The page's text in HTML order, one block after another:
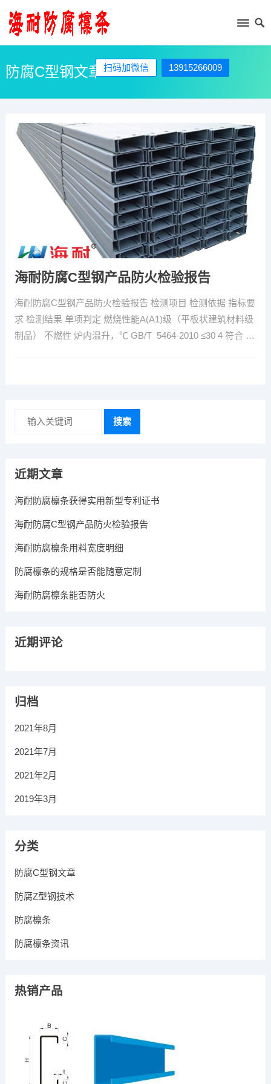
扫码加微信 13915266009
防腐C型钢文章
海耐防腐C型钢产品防火检验报告
海耐防腐C型钢产品防火检验报告 检测项目 检测依据 指标要
求 检测结果 单项判定 燃烧性能A(A1)级（平板状建筑材料级
制品） 不燃性 炉内温升，℃ GB/T 5464-2010 ≤30 4 符合 …
搜索
近期文章
海耐防腐檩条获得实用新型专利证书
海耐防腐C型钢产品防火检验报告
海耐防腐檩条用料宽度明细
防腐檩条的规格是否能随意定制
海耐防腐檩条能否防火
近期评论
归档
2021年8月
2021年7月
2021年2月
2019年3月
分类
防腐C型钢文章
防腐Z型钢技术
防腐檩条
防腐檩条资讯
热销产品